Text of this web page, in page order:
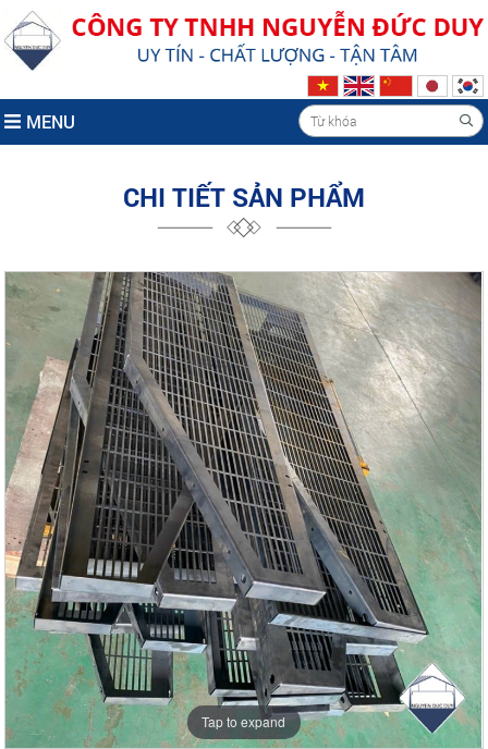
MENU
CHI TIẾT SẢN PHẨM
Tap to expand